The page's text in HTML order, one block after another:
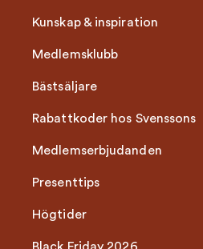
Kunskap & inspiration
Medlemsklubb
Bästsäljare
Rabattkoder hos Svenssons
Medlemserbjudanden
Presenttips
Högtider